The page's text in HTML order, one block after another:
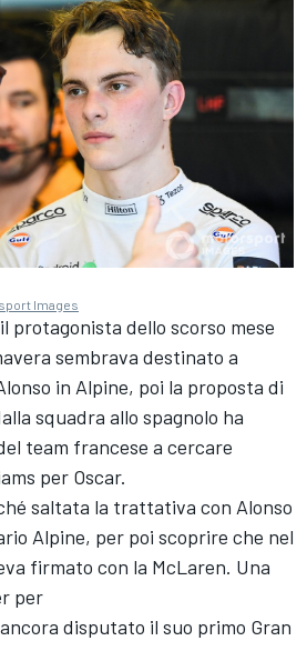
Images
protagonista dello scorso mese
sembrava destinato a
in Alpine, poi la proposta di
squadra allo spagnolo ha
team francese a cercare
per Oscar.
saltata la trattativa con Alonso
Alpine, per poi scoprire che nel
firmato con la McLaren. Una
per
disputato il suo primo Gran